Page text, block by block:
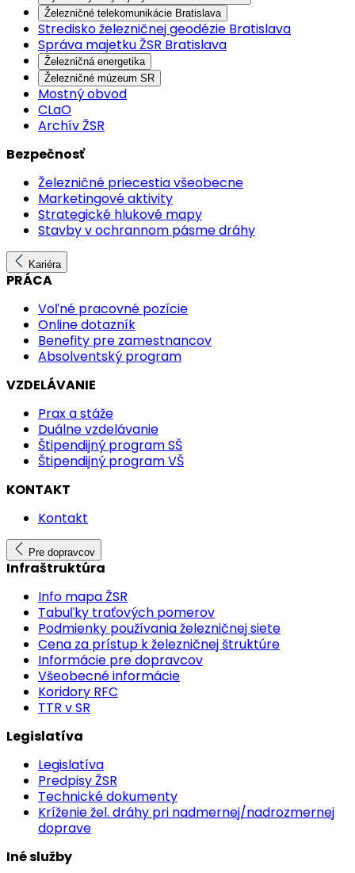
Železničné telekomunikácie Bratislava
Stredisko železničnej geodézie Bratislava
Správa majetku ŽSR Bratislava
Železničná energetika
Železničné múzeum SR
Mostný obvod
CLaO
Archív ŽSR
Bezpečnosť
Železničné priecestia všeobecne
Marketingové aktivity
Strategické hlukové mapy
Stavby v ochrannom pásme dráhy
Kariéra
PRÁCA
Voľné pracovné pozície
Online dotazník
Benefity pre zamestnancov
Absolventský program
VZDELÁVANIE
Prax a stáže
Duálne vzdelávanie
Štipendijný program SŠ
Štipendijný program VŠ
KONTAKT
Kontakt
Pre dopravcov
Infraštruktúra
Info mapa ŽSR
Tabuľky traťových pomerov
Podmienky používania železničnej siete
Cena za prístup k železničnej štruktúre
Informácie pre dopravcov
Všeobecné informácie
Koridory RFC
TTR v SR
Legislatíva
Legislatíva
Predpisy ŽSR
Technické dokumenty
Kríženie žel. dráhy pri nadmernej/nadrozmernej
doprave
Iné služby